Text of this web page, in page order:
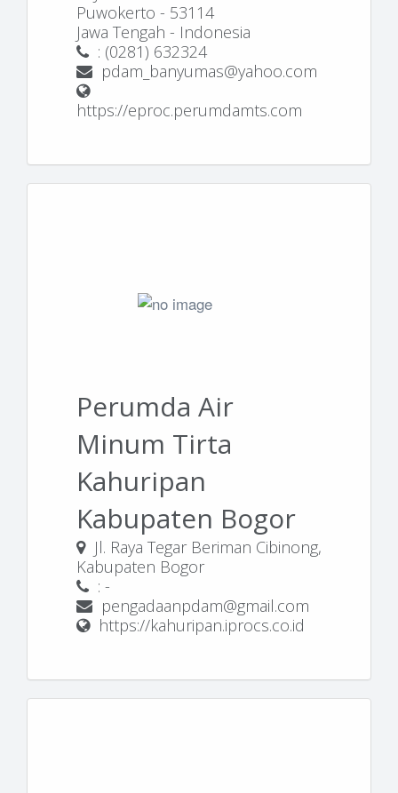
Puwokerto - 53114
Jawa Tengah - Indonesia
: (0281) 632324
pdam_banyumas@yahoo.com
https://eproc.perumdamts.com
Perumda Air
Minum Tirta
Kahuripan
Kabupaten Bogor
Jl. Raya Tegar Beriman Cibinong,
Kabupaten Bogor
: -
pengadaanpdam@gmail.com
https://kahuripan.iprocs.co.id